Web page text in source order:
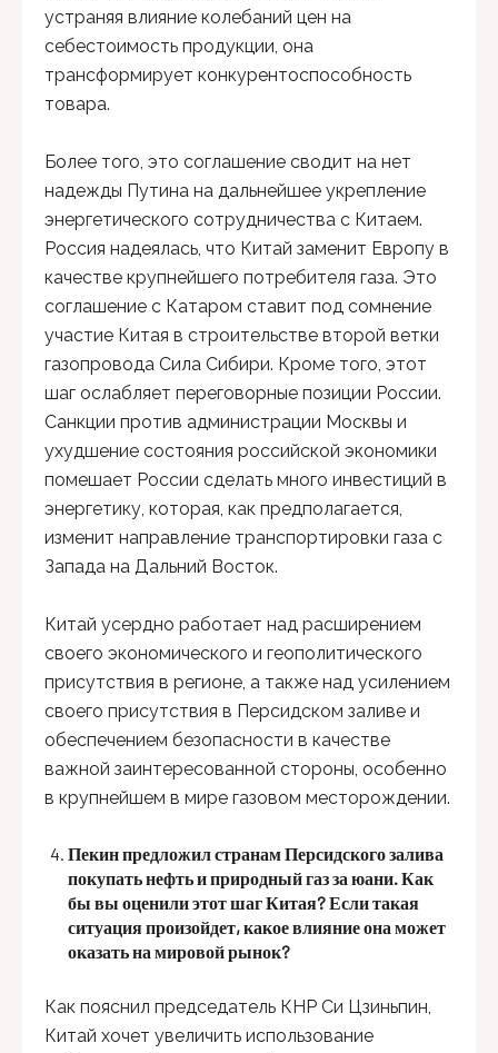
устраняя влияние колебаний цен на
себестоимость продукции, она
трансформирует конкурентоспособность
товара.
Более того, это соглашение сводит на нет
надежды Путина на дальнейшее укрепление
энергетического сотрудничества с Китаем.
Россия надеялась, что Китай заменит Европу в
качестве крупнейшего потребителя газа. Это
соглашение с Катаром ставит под сомнение
участие Китая в строительстве второй ветки
газопровода Сила Сибири. Кроме того, этот
шаг ослабляет переговорные позиции России.
Санкции против администрации Москвы и
ухудшение состояния российской экономики
помешает России сделать много инвестиций в
энергетику, которая, как предполагается,
изменит направление транспортировки газа с
Запада на Дальний Восток.
Китай усердно работает над расширением
своего экономического и геополитического
присутствия в регионе, а также над усилением
своего присутствия в Персидском заливе и
обеспечением безопасности в качестве
важной заинтересованной стороны, особенно
в крупнейшем в мире газовом месторождении.
Пекин предложил странам Персидского залива
покупать нефть и природный газ за юани. Как
бы вы оценили этот шаг Китая? Если такая
ситуация произойдет, какое влияние она может
оказать на мировой рынок?
Как пояснил председатель КНР Си Цзиньпин,
Китай хочет увеличить использование